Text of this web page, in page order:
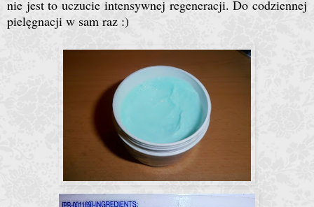
nie jest to uczucie intensywnej regeneracji. Do codziennej
pielęgnacji w sam raz :)